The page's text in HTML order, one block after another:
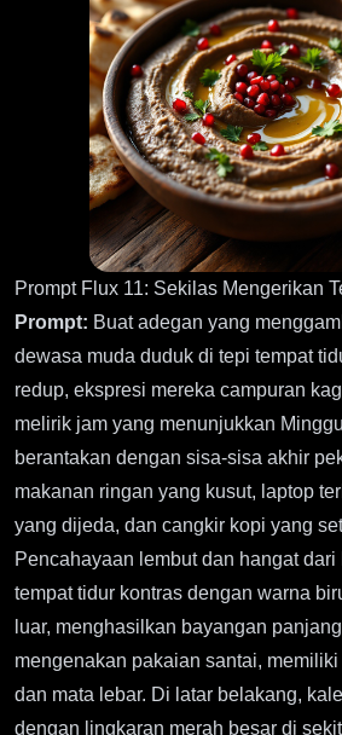
Prompt Flux 11: Sekilas Mengerikan
Prompt: Buat adegan yang
dewasa muda duduk di tepi tempat
redup, ekspresi mereka campuran
melirik jam yang menunjukkan
berantakan dengan sisa-sisa akhir
makanan ringan yang kusut, laptop
yang dijeda, dan cangkir kopi yang
Pencahayaan lembut dan hangat
tempat tidur kontras dengan warna
luar, menghasilkan bayangan
mengenakan pakaian santai,
dan mata lebar. Di latar belakang,
dengan lingkaran merah besar di